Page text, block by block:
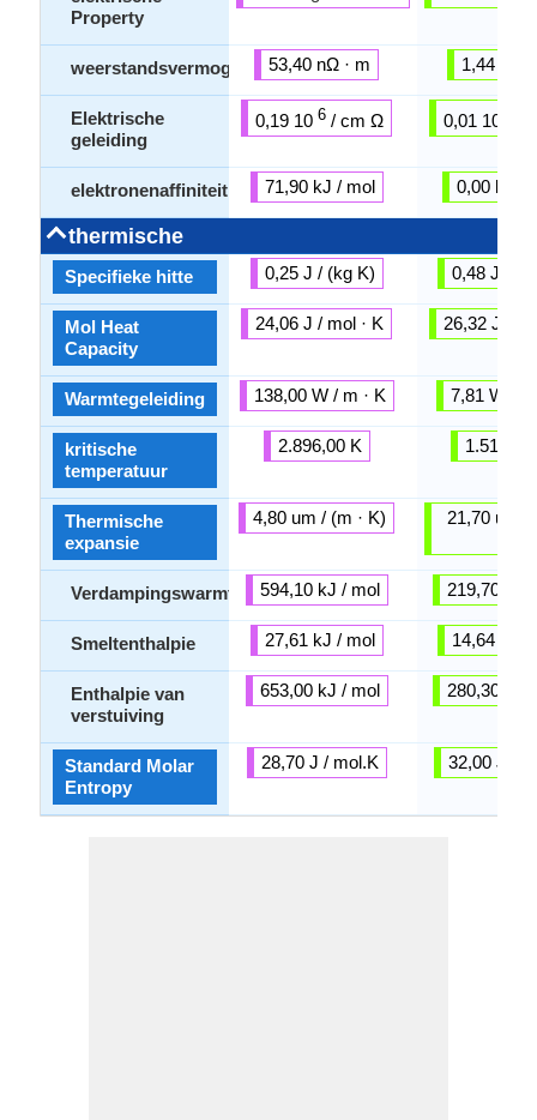
Property
weerstandsvermogen
Elektrische
geleiding
elektronenaffiniteit
thermische
Specifieke hitte
Mol Heat
Capacity
Warmtegeleiding
kritische
temperatuur
Thermische
expansie
Verdampingswarmte
Smeltenthalpie
Enthalpie van
verstuiving
Standard Molar
Entropy
53,40 nΩ · m
0,19 106 / cm Ω
71,90 kJ / mol
0,25 J / (kg K)
24,06 J / mol · K
138,00 W / m · K
2.896,00 K
4,80 um / (m · K)
594,10 kJ / mol
27,61 kJ / mol
653,00 kJ / mol
28,70 J / mol.K
1,44 nΩ
0,01 10
0,00 kJ /
0,48 J /
26,32 J /
7,81 W /
1.519,00
21,70 um /
219,70 kJ
14,64 kJ /
280,30 kJ
32,00 J /